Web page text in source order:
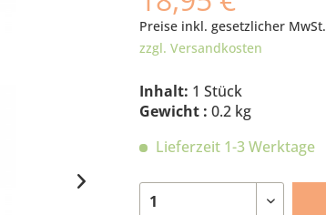
Preise inkl. gesetzlicher MwSt.
zzgl. Versandkosten
Inhalt: 1 Stück
Gewicht : 0.2 kg
Lieferzeit 1-3 Werktage